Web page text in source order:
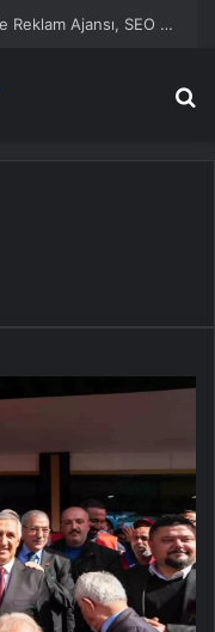
Serjoy : Dijital Medya Ajansı, Google Reklam Ajansı, SEO Ajansı ve Web Tasarım Ajansı